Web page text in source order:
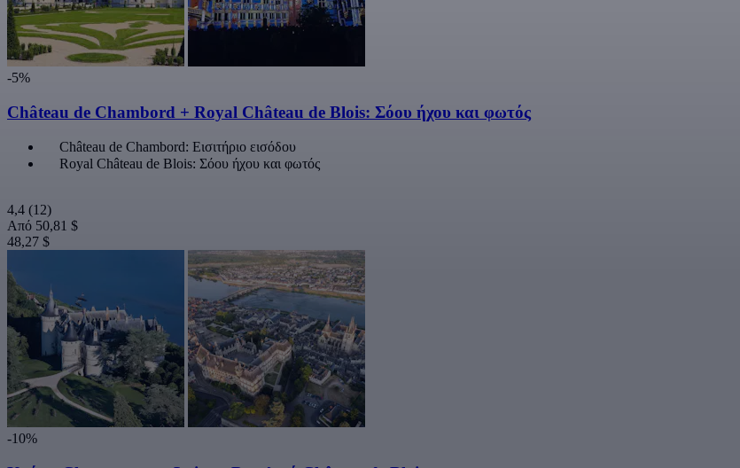
-5%
Château de Chambord + Royal Château de Blois: Σόου ήχου και φωτός
Château de Chambord: Εισιτήριο εισόδου
Royal Château de Blois: Σόου ήχου και φωτός
4,4 (12)
Από 50,81 $
48,27 $
-10%